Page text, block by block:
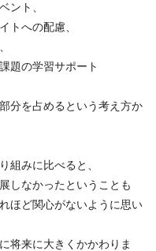
ント、
トへの配慮、
題の学習サポート
分を占めるという考え方か
組みに比べると、
しなかったということも
ほど関心がないように思い
将来に大きくかかわりま